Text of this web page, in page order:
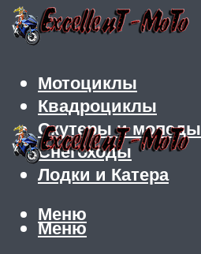
Мотоциклы
Квадроциклы
Скутеры и мопеды
Снегоходы
Лодки и Катера
Меню
Меню